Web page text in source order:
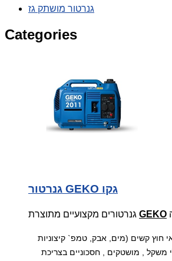
גנרטור מושתק גז
Categories
גנרטור GEKO גקו
GEKO
חוץ קשים (מים, אבק, טמפ` קיצוניות
משקל , מושטקים , חסכוניים בצריכת